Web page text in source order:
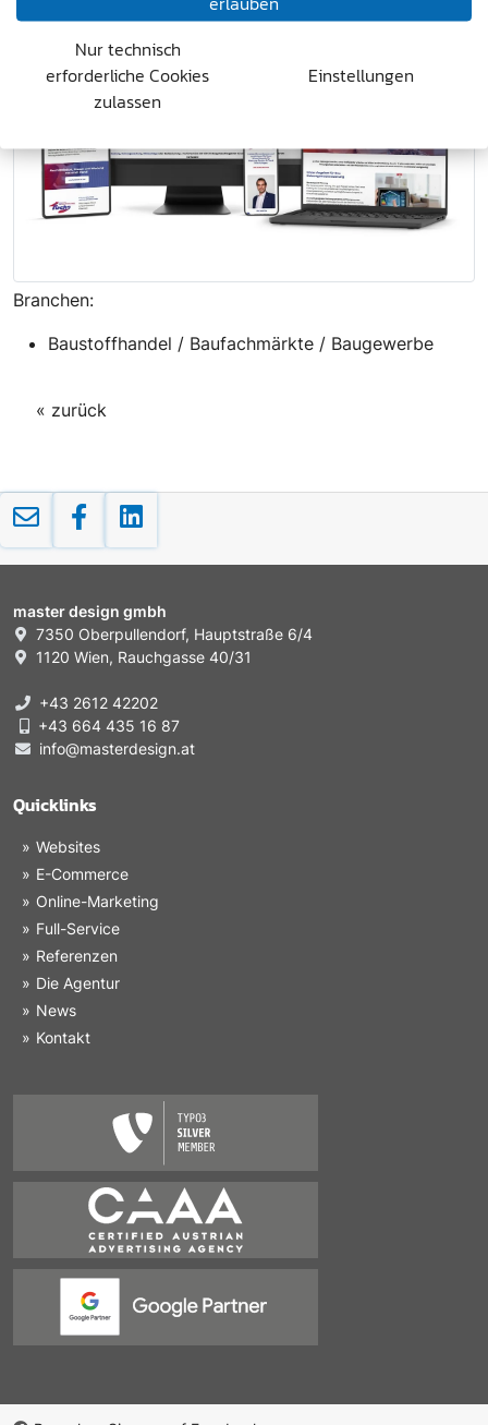
Branchen:
Baustoffhandel / Baufachmärkte / Baugewerbe
« zurück
master design gmbh
7350 Oberpullendorf, Hauptstraße 6/4
1120 Wien, Rauchgasse 40/31
+43 2612 42202
+43 664 435 16 87
info@masterdesign.at
Quicklinks
Websites
E-Commerce
Online-Marketing
Full-Service
Referenzen
Die Agentur
News
Kontakt
Nur technisch
erforderliche Cookies
zulassen
Einstellungen